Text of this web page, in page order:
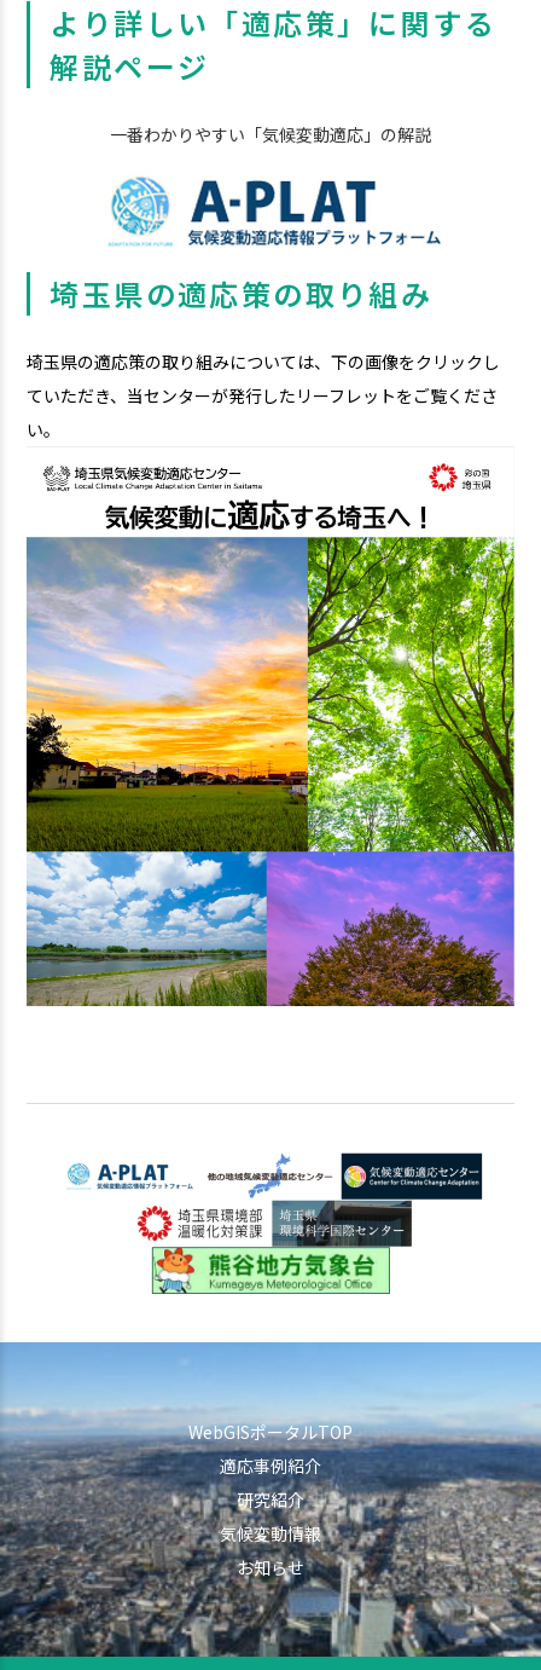
より詳しい「適応策」に関する
解説ページ
一番わかりやすい「気候変動適応」の解説
埼玉県の適応策の取り組み
埼玉県の適応策の取り組みについては、下の画像をクリックし
ていただき、当センターが発行したリーフレットをご覧くださ
い。
WebGISポータルTOP
適応事例紹介
研究紹介
気候変動情報
お知らせ